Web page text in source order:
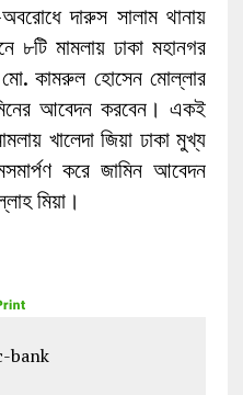
দারুস সালাম থানায়
৮টি মামলায় ঢাকা মহানগর
কামরুল হোসেন মোল্লার
আবেদন করবেন। একই
খালেদা জিয়া ঢাকা মুখ্য
করে জামিন আবেদন
মিয়া।